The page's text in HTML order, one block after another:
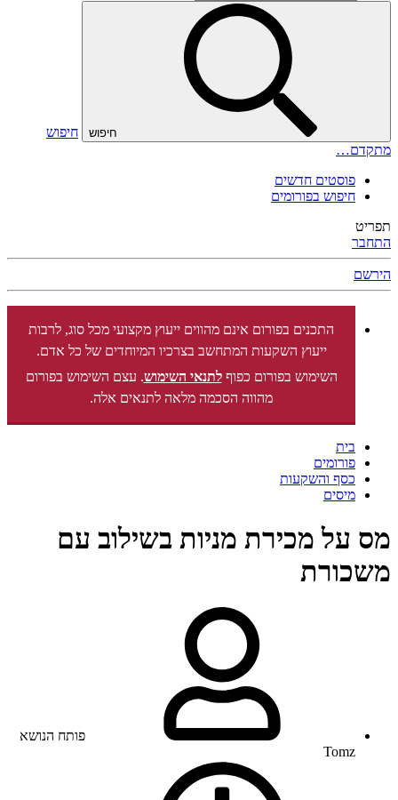
חיפוש
חיפוש
מתקדם…
פוסטים חדשים
חיפוש בפורומים
תפריט
התחבר
הירשם
התכנים בפורום אינם מהווים ייעוץ מקצועי מכל סוג, לרבות
ייעוץ השקעות המתחשב בצרכיו המיוחדים של כל אדם.
השימוש בפורום כפוףלתנאי השימוש. עצם השימוש בפורום
מהווה הסכמה מלאה לתנאים אלה.
בית
פורומים
כסף והשקעות
מיסים
מס על מכירת מניות בשילוב עם
משכורת
פותח הנושא
Tomz